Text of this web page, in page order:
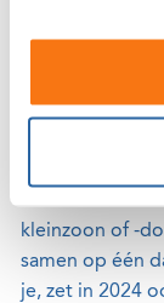
Ook
Een
lachende
kleinzoon of -
samen op één
je, zet in 2024